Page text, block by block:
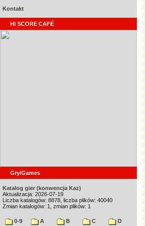
Kontakt
HI SCORE CAFÉ
Gry/Games
Katalog gier (konwencja Kaz)
Aktualizacja: 2026-07-19
Liczba katalogów: 8878, liczba plików: 40040
Zmian katalogów: 1, zmian plików: 1
0-9 A B C
D